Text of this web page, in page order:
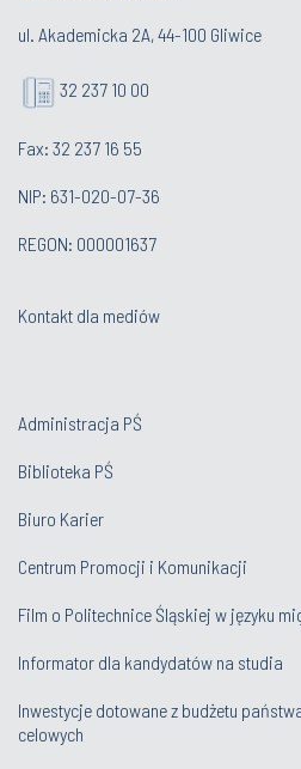
ul. Akademicka 2A, 44-100 Gliwice
32 237 10 00
Fax: 32 237 16 55
NIP: 631-020-07-36
REGON: 000001637
Kontakt dla mediów
Administracja PŚ
Biblioteka PŚ
Biuro Karier
Centrum Promocji i Komunikacji
Film o Politechnice Śląskiej w języku
Informator dla kandydatów na studia
Inwestycje dotowane z budżetu
celowych